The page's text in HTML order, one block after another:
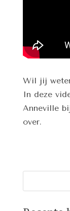
Wil jij
In deze
Anneville
over.